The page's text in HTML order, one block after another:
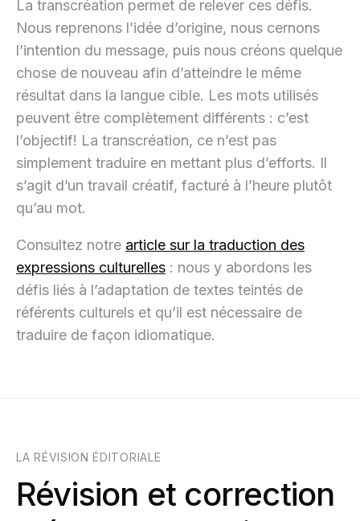
La transcréation permet de relever ces défis.
Nous reprenons l’idée d’origine, nous cernons
l’intention du message, puis nous créons quelque
chose de nouveau afin d’atteindre le même
résultat dans la langue cible. Les mots utilisés
peuvent être complètement différents : c’est
l’objectif! La transcréation, ce n’est pas
simplement traduire en mettant plus d’efforts. Il
s’agit d’un travail créatif, facturé à l’heure plutôt
qu’au mot.
Consultez notre article sur la traduction des
expressions culturelles : nous y abordons les
défis liés à l’adaptation de textes teintés de
référents culturels et qu’il est nécessaire de
traduire de façon idiomatique.
LA RÉVISION ÉDITORIALE
Révision et correction